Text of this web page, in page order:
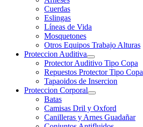
Cuerdas
Eslingas
Líneas de Vida
Mosquetones
Otros Equipos Trabajo Alturas
Proteccion Auditiva
Protector Auditivo Tipo Copa
Repuestos Protector Tipo Copa
Tapaoidos de Insercion
Proteccion Corporal
Batas
Camisas Dril y Oxford
Canilleras y Arnes Guadañar